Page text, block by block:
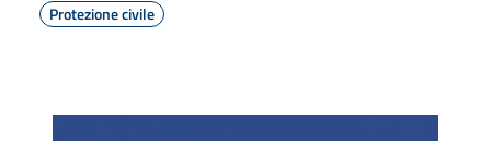
Protezione civile